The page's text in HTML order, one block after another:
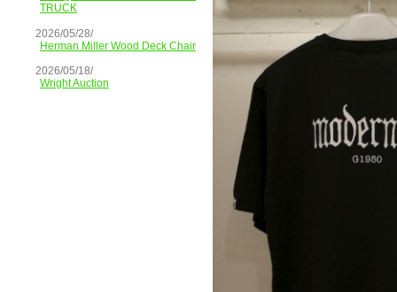
TRUCK
2026/05/28/
Herman Miller Wood Deck Chair
2026/05/18/
Wright Auction